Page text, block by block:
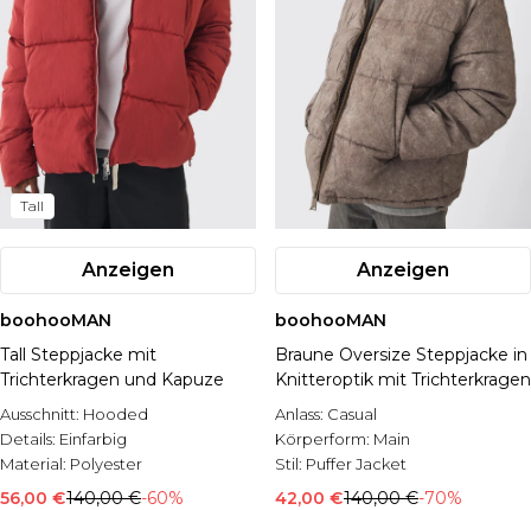
Tall
Anzeigen
boohooMAN
Tall Steppjacke mit
Trichterkragen und Kapuze
Ausschnitt: Hooded
Details: Einfarbig
Material: Polyester
56,00 €140,00 €-60%
Anzeigen
boohooMAN
Braune Oversize Steppjacke in
Knitteroptik mit Trichterkragen
Anlass: Casual
Körperform: Main
Stil: Puffer Jacket
42,00 €140,00 €-70%